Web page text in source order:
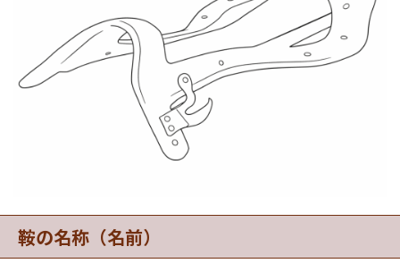
鞍の名称（名前）